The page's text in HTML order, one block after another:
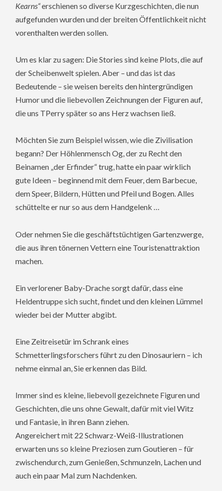
Kearns“erschienen so diverse Kurzgeschichten, die nun
aufgefunden wurden und der breiten Öffentlichkeit nicht
vorenthalten werden sollen.
Um es klar zu sagen: Die Stories sind keine Plots, die auf
der Scheibenwelt spielen. Aber – und das ist das
Bedeutende – sie weisen bereits den hintergründigen
Humor und die liebevollen Zeichnungen der Figuren auf,
die uns TPerry später so ans Herz wachsen ließ.
Möchten Sie zum Beispiel wissen, wie die Zivilisation
begann? Der Höhlenmensch Og, der zu Recht den
Beinamen „der Erfinder“ trug, hatte ein paar wirklich
gute Ideen – beginnend mit dem Feuer, dem Barbecue,
dem Speer, Bildern, Hütten und Pfeil und Bogen. Alles
schüttelte er nur so aus dem Handgelenk …
Oder nehmen Sie die geschäftstüchtigen Gartenzwerge,
die aus ihren tönernen Vettern eine Touristenattraktion
machen.
Ein verlorener Baby-Drache sorgt dafür, dass eine
Heldentruppe sich sucht, findet und den kleinen Lümmel
wieder bei der Mutter abgibt.
Eine Zeitreisetür im Schrank eines
Schmetterlingsforschers führt zu den Dinosauriern – ich
nehme einmal an, Sie erkennen das Bild.
Immer sind es kleine, liebevoll gezeichnete Figuren und
Geschichten, die uns ohne Gewalt, dafür mit viel Witz
und Fantasie, in ihren Bann ziehen.
Angereichert mit 22 Schwarz-Weiß-Illustrationen
erwarten uns so kleine Preziosen zum Goutieren – für
zwischendurch, zum Genießen, Schmunzeln, Lachen und
auch ein paar Mal zum Nachdenken.